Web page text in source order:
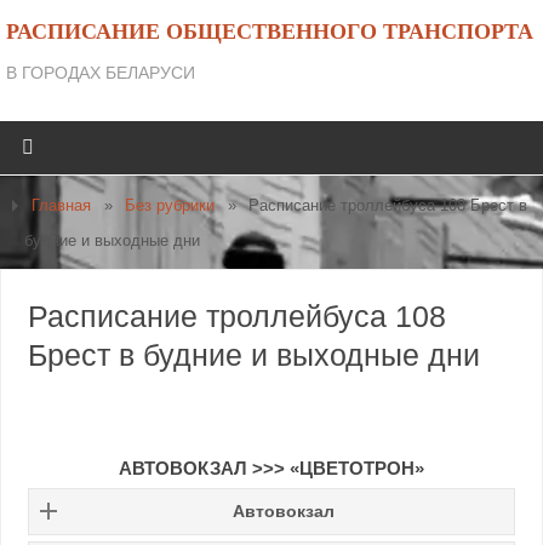
РАСПИСАНИЕ ОБЩЕСТВЕННОГО ТРАНСПОРТА
В ГОРОДАХ БЕЛАРУСИ
Главная » Без рубрики » Расписание троллейбуса 108 Брест в
будние и выходные дни
Расписание троллейбуса 108
Брест в будние и выходные дни
АВТОВОКЗАЛ >>> «ЦВЕТОТРОН»
Автовокзал